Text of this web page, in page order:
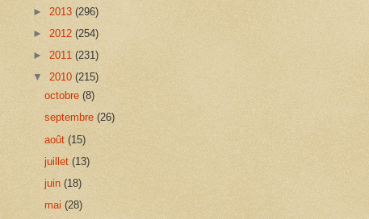
► 2013 (296)
► 2012 (254)
► 2011 (231)
▼ 2010 (215)
octobre(8)
septembre(26)
août(15)
juillet(13)
juin(18)
mai(28)